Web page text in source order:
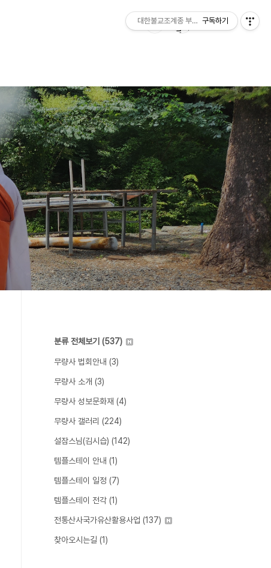
분류 전체보기 (537)
무량사 법회안내 (3)
무량사 소개 (3)
무량사 성보문화재 (4)
무량사 갤러리 (224)
설잠스님(김시습) (142)
템플스테이 안내 (1)
템플스테이 일정 (7)
템플스테이 전각 (1)
전통산사국가유산활용사업 (137)
찾아오시는길 (1)
대한불교조계종 부여 무량사
구독하기